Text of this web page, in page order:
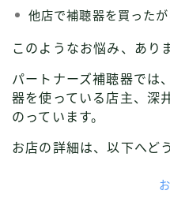
他店で補聴器を買った
このようなお悩み、あり
パートナーズ補聴器では
器を使っている店主、深
のっています。
お店の詳細は、以下へど